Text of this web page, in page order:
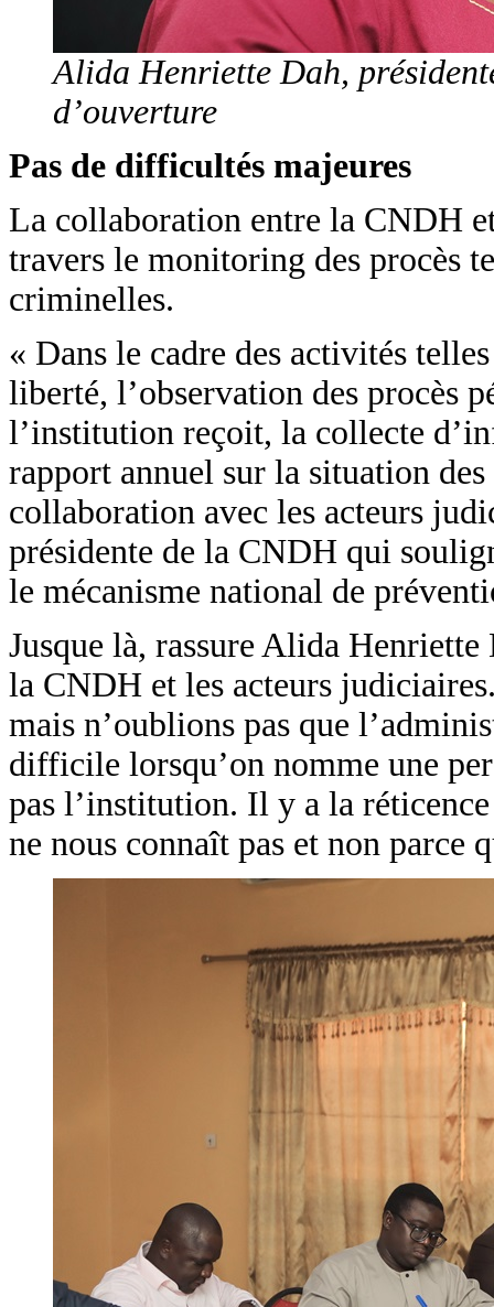
Alida Henriette Dah,
d’ouverture
Pas de difficultés majeures
La collaboration entre la CNDH
travers le monitoring des procès
criminelles.
« Dans le cadre des activités
liberté, l’observation des procès
l’institution reçoit, la collecte
rapport annuel sur la situation
collaboration avec les acteurs
présidente de la CNDH qui
le mécanisme national de
Jusque là, rassure Alida
la CNDH et les acteurs
mais n’oublions pas que
difficile lorsqu’on nomme une
pas l’institution. Il y a la
ne nous connaît pas et non parce